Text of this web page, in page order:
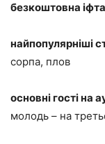
безкоштовна
найпопулярніші
сорпа, плов
основні гості на
молодь – на